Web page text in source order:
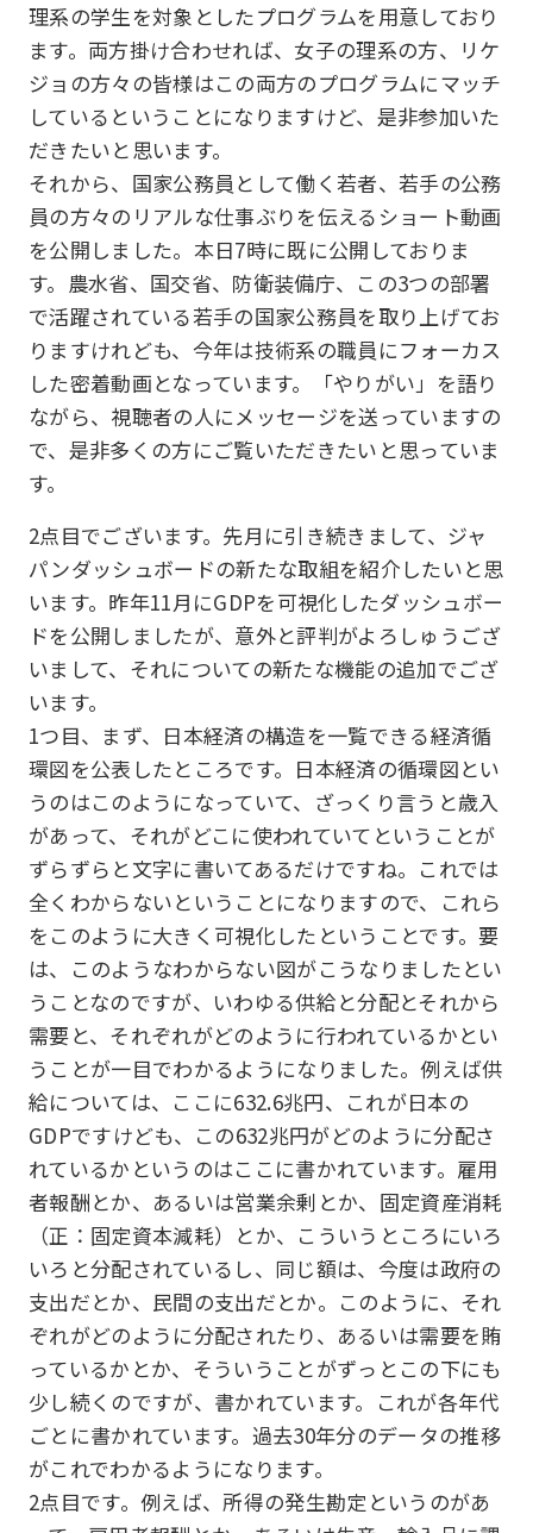
理系の学生を対象としたプログラムを用意しており
ます。両方掛け合わせれば、女子の理系の方、リケ
ジョの方々の皆様はこの両方のプログラムにマッチ
しているということになりますけど、是非参加いた
だきたいと思います。
それから、国家公務員として働く若者、若手の公務
員の方々のリアルな仕事ぶりを伝えるショート動画
を公開しました。本日7時に既に公開しておりま
す。農水省、国交省、防衛装備庁、この3つの部署
で活躍されている若手の国家公務員を取り上げてお
りますけれども、今年は技術系の職員にフォーカス
した密着動画となっています。「やりがい」を語り
ながら、視聴者の人にメッセージを送っていますの
で、是非多くの方にご覧いただきたいと思っていま
す。
2点目でございます。先月に引き続きまして、ジャ
パンダッシュボードの新たな取組を紹介したいと思
います。昨年11月にGDPを可視化したダッシュボー
ドを公開しましたが、意外と評判がよろしゅうござ
いまして、それについての新たな機能の追加でござ
います。
1つ目、まず、日本経済の構造を一覧できる経済循
環図を公表したところです。日本経済の循環図とい
うのはこのようになっていて、ざっくり言うと歳入
があって、それがどこに使われていてということが
ずらずらと文字に書いてあるだけですね。これでは
全くわからないということになりますので、これら
をこのように大きく可視化したということです。要
は、このようなわからない図がこうなりましたとい
うことなのですが、いわゆる供給と分配とそれから
需要と、それぞれがどのように行われているかとい
うことが一目でわかるようになりました。例えば供
給については、ここに632.6兆円、これが日本の
GDPですけども、この632兆円がどのように分配さ
れているかというのはここに書かれています。雇用
者報酬とか、あるいは営業余剰とか、固定資産消耗
（正：固定資本減耗）とか、こういうところにいろ
いろと分配されているし、同じ額は、今度は政府の
支出だとか、民間の支出だとか。このように、それ
ぞれがどのように分配されたり、あるいは需要を賄
っているかとか、そういうことがずっとこの下にも
少し続くのですが、書かれています。これが各年代
ごとに書かれています。過去30年分のデータの推移
がこれでわかるようになります。
2点目です。例えば、所得の発生勘定というのがあ